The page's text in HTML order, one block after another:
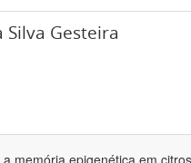
Gesteira